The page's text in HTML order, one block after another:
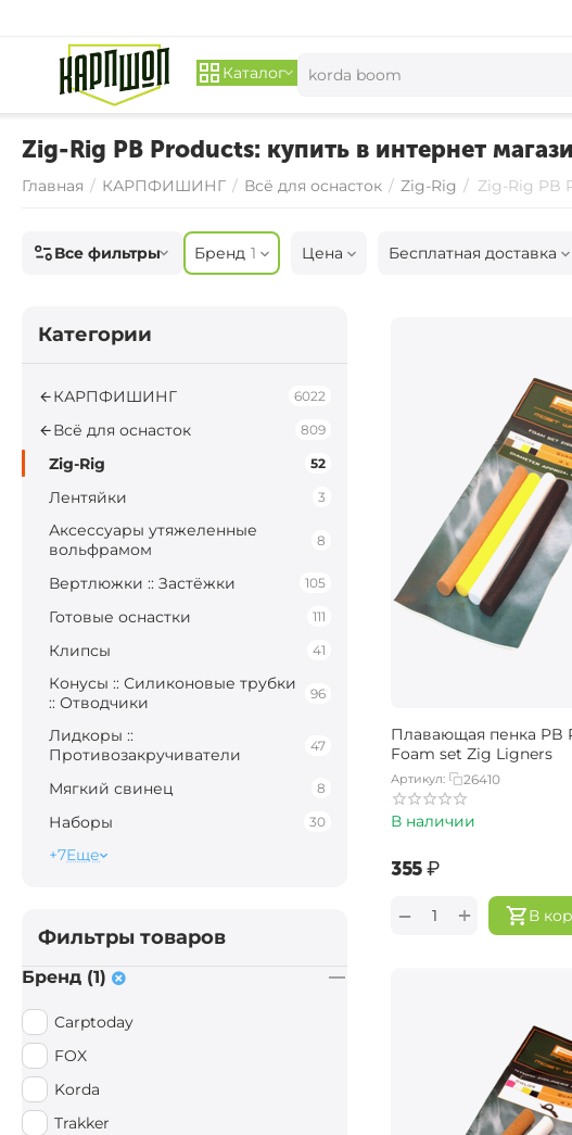
Каталог
Zig-Rig PB Products: купить в интернет
Главная / КАРПФИШИНГ / Всё для оснасток / Zig-Rig / Zig-Rig PB
Все фильтры Бренд 1 Цена Бесплатная доставка
Плавающая пенка PB
Foam set Zig Ligners
Артикул: 26410
В наличии
‍355‍₽
В
+
−
Категории
КАРПФИШИНГ 6022
Всё для оснасток 809
Zig-Rig 52
Лентяйки 3
Аксессуары утяжеленные
вольфрамом
8
Вертлюжки :: Застёжки 105
Готовые оснастки 111
Клипсы 41
Конусы :: Силиконовые трубки
:: Отводчики
96
Лидкоры ::
Противозакручиватели
47
Мягкий свинец 8
Наборы 30
+7Еще
Фильтры товаров
Бренд (1)
Carptoday
FOX
Korda
Trakker